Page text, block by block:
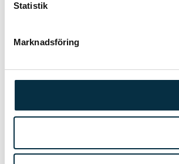
Statistik
Marknadsföring